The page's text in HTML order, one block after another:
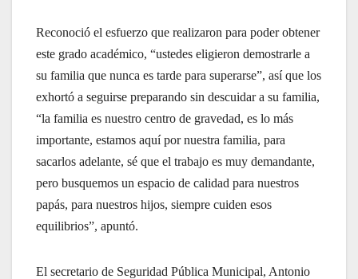
Reconoció el esfuerzo que realizaron para poder obtener
este grado académico, “ustedes eligieron demostrarle a
su familia que nunca es tarde para superarse”, así que los
exhortó a seguirse preparando sin descuidar a su familia,
“la familia es nuestro centro de gravedad, es lo más
importante, estamos aquí por nuestra familia, para
sacarlos adelante, sé que el trabajo es muy demandante,
pero busquemos un espacio de calidad para nuestros
papás, para nuestros hijos, siempre cuiden esos
equilibrios”, apuntó.
El secretario de Seguridad Pública Municipal, Antonio